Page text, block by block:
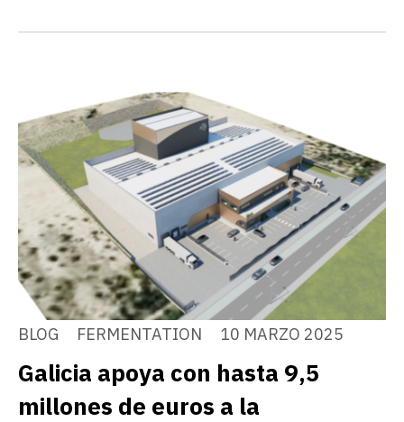
BLOG FERMENTATION 10 MARZO 2025
Galicia apoya con hasta 9,5
millones de euros a la